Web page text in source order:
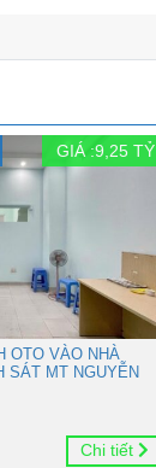
GIÁ :9,25TỶ
OTO VÀO NHÀ
SÁT MT NGUYỄN
Chi tiết